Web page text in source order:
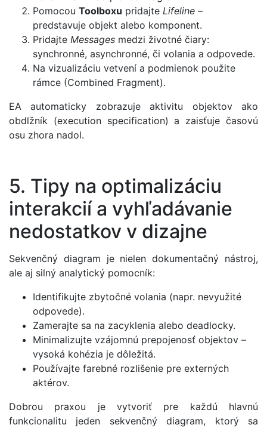
Pomocou Toolboxu pridajte Lifeline –
predstavuje objekt alebo komponent.
Pridajte Messages medzi životné čiary:
synchronné, asynchronné, či volania a odpovede.
Na vizualizáciu vetvení a podmienok použite
rámce (Combined Fragment).
EA automaticky zobrazuje aktivitu objektov ako
obdlžník (execution specification) a zaisťuje časovú
osu zhora nadol.
5. Tipy na optimalizáciu
interakcií a vyhľadávanie
nedostatkov v dizajne
Sekvenčný diagram je nielen dokumentačný nástroj,
ale aj silný analytický pomocník:
Identifikujte zbytočné volania (napr. nevyužité
odpovede).
Zamerajte sa na zacyklenia alebo deadlocky.
Minimalizujte vzájomnú prepojenosť objektov –
vysoká kohézia je dôležitá.
Používajte farebné rozlišenie pre externých
aktérov.
Dobrou praxou je vytvoriť pre každú hlavnú
funkcionalitu jeden sekvenčný diagram, ktorý sa